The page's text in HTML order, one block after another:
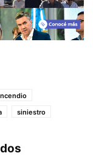
siniestro